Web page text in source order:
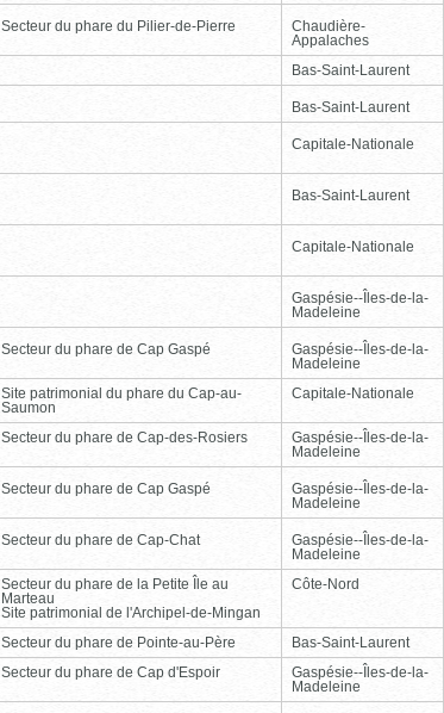
Secteur du phare du Pilier-de-Pierre
Chaudière-
Appalaches
Bas-Saint-Laurent
Bas-Saint-Laurent
Capitale-Nationale
Bas-Saint-Laurent
Capitale-Nationale
Gaspésie--Îles-de-la-
Madeleine
Secteur du phare de Cap Gaspé
Gaspésie--Îles-de-la-
Madeleine
Site patrimonial du phare du Cap-au-
Saumon
Capitale-Nationale
Secteur du phare de Cap-des-Rosiers
Gaspésie--Îles-de-la-
Madeleine
Secteur du phare de Cap Gaspé
Gaspésie--Îles-de-la-
Madeleine
Secteur du phare de Cap-Chat
Gaspésie--Îles-de-la-
Madeleine
Secteur du phare de la Petite Île au
Marteau
Site patrimonial de l'Archipel-de-Mingan
Côte-Nord
Secteur du phare de Pointe-au-Père Bas-Saint-Laurent
Secteur du phare de Cap d'Espoir
Gaspésie--Îles-de-la-
Madeleine